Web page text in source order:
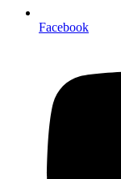
Facebook